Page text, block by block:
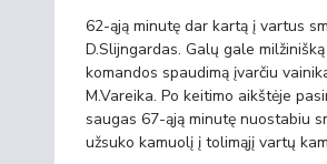
62-ąją minutę dar kartą į vartus
D.Slijngardas. Galų gale
komandos spaudimą įvarčiu
M.Vareika. Po keitimo aikštėje
saugas 67-ąją minutę nuostabiu
užsuko kamuolį į tolimąjį vartų